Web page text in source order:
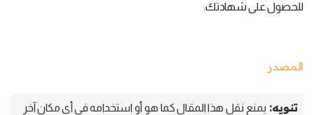
للحصول على شهادتك.
المصدر
تنويه: يمنع نقل هذا المقال كما هو أو استخدامه في أي مكان آخر